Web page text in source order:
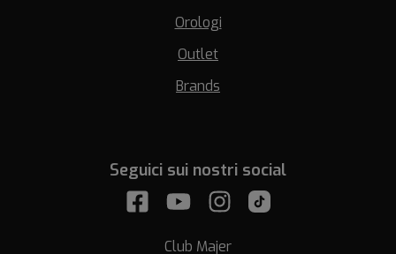
Orologi
Outlet
Brands
Seguici sui nostri social
Club Majer